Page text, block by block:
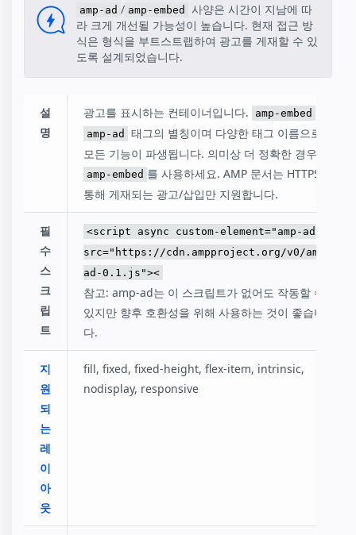
amp-ad / amp-embed
사양은 시간이 지남에 따
라 크게 개선될 가능성이 높습니다. 현재 접근 방
식은 형식을 부트스트랩하여 광고를 게재할 수 있
도록 설계되었습니다.
설
명
광고를 표시하는 컨테이너입니다. amp-embed
amp-ad
태그의 별칭이며 다양한 태그 이름으로
모든 기능이 파생됩니다. 의미상 더 정확한 경우
amp-embed 를 사용하세요. AMP 문서는 HTTPS를
통해 게재되는 광고/삽입만 지원합니다.
필
수
스
크
립
트
<script async custom-element="amp-ad"
src="https://cdn.ampproject.org/v0/amp-
ad-0.1.js"><
참고: amp-ad는 이 스크립트가 없어도 작동할 수
있지만 향후 호환성을 위해 사용하는 것이 좋습니
다.
지
원
되
는
레
이
아
웃
fill, fixed, fixed-height, flex-item, intrinsic,
nodisplay, responsive